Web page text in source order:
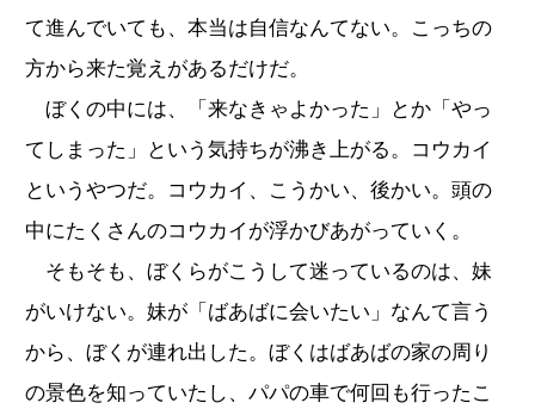
て進んでいても、本当は自信なんてない。こっちの
方から来た覚えがあるだけだ。
ぼくの中には、「来なきゃよかった」とか「やっ
てしまった」という気持ちが沸き上がる。コウカイ
というやつだ。コウカイ、こうかい、後かい。頭の
中にたくさんのコウカイが浮かびあがっていく。
そもそも、ぼくらがこうして迷っているのは、妹
がいけない。妹が「ばあばに会いたい」なんて言う
から、ぼくが連れ出した。ぼくはばあばの家の周り
の景色を知っていたし、パパの車で何回も行ったこ